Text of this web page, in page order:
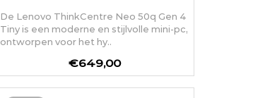
De Lenovo ThinkCentre Neo 50q Gen 4
Tiny is een moderne en stijlvolle mini-pc,
ontworpen voor het hy..
€649,00